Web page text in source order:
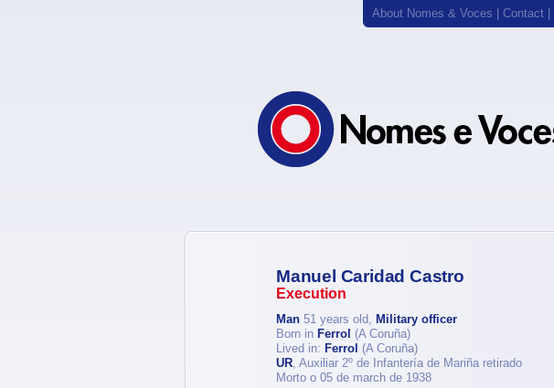
About Nomes & Voces Contact
Manuel Caridad Castro
Execution
Man 51 years old, Military officer
Born in Ferrol (A Coruña)
Lived in: Ferrol (A Coruña)
UR, Auxiliar 2º de Infantería de Mariña retirado
Morto o 05 de march de 1938